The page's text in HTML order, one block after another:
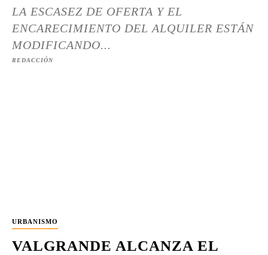
LA ESCASEZ DE OFERTA Y EL
ENCARECIMIENTO DEL ALQUILER ESTÁN
MODIFICANDO...
REDACCIÓN
URBANISMO
VALGRANDE ALCANZA EL